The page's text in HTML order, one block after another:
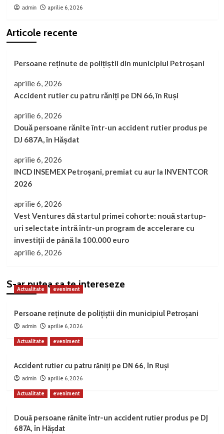
admin aprilie 6, 2026
Articole recente
Persoane reținute de polițiștii din municipiul Petroșani
aprilie 6, 2026
Accident rutier cu patru răniți pe DN 66, în Ruși
aprilie 6, 2026
Două persoane rănite într-un accident rutier produs pe
DJ 687A, în Hășdat
aprilie 6, 2026
INCD INSEMEX Petroșani, premiat cu aur la INVENTCOR
2026
aprilie 6, 2026
Vest Ventures dă startul primei cohorte: nouă startup-
uri selectate intră într-un program de accelerare cu
investiții de până la 100.000 euro
aprilie 6, 2026
S-ar putea sa te intereseze
Actualitate eveniment
Persoane reținute de polițiștii din municipiul Petroșani
admin aprilie 6, 2026
Actualitate eveniment
Accident rutier cu patru răniți pe DN 66, în Ruși
admin aprilie 6, 2026
Actualitate eveniment
Două persoane rănite într-un accident rutier produs pe DJ
687A, în Hășdat